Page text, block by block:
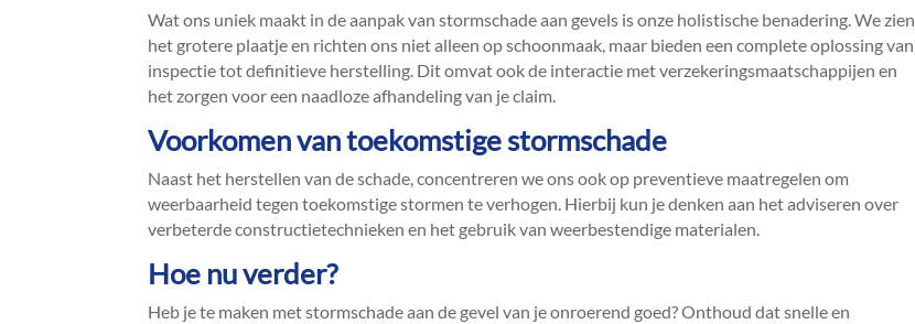
Wat ons uniek maakt in de aanpak van stormschade aan gevels is onze holistische benadering.​ We zien
het grotere plaatje en richten ons niet alleen op schoonmaak, maar bieden een complete oplossing van
inspectie tot definitieve herstelling.​ Dit omvat ook de interactie met verzekeringsmaatschappijen en
het zorgen voor een naadloze afhandeling van je claim.​
Voorkomen van toekomstige stormschade
Naast het herstellen van de schade, concentreren we ons ook op preventieve maatregelen om
weerbaarheid tegen toekomstige stormen te verhogen.​ Hierbij kun je denken aan het adviseren over
verbeterde constructietechnieken en het gebruik van weerbestendige materialen.​
Hoe nu verder?
Heb je te maken met stormschade aan de gevel van je onroerend goed? Onthoud dat snelle en